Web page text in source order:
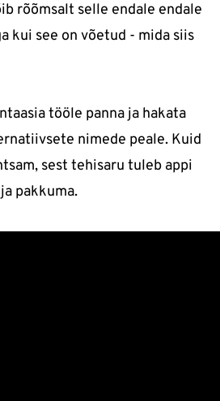
rõõmsalt selle endale endale
kui see on võetud - mida siis
tööle panna ja hakata
nimede peale. Kuid
sest tehisaru tuleb appi
pakkuma.